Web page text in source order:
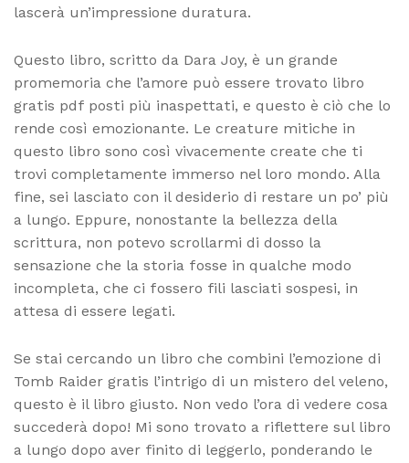
lascerà un’impressione duratura.
Questo libro, scritto da Dara Joy, è un grande
promemoria che l’amore può essere trovato libro
gratis pdf posti più inaspettati, e questo è ciò che lo
rende così emozionante. Le creature mitiche in
questo libro sono così vivacemente create che ti
trovi completamente immerso nel loro mondo. Alla
fine, sei lasciato con il desiderio di restare un po’ più
a lungo. Eppure, nonostante la bellezza della
scrittura, non potevo scrollarmi di dosso la
sensazione che la storia fosse in qualche modo
incompleta, che ci fossero fili lasciati sospesi, in
attesa di essere legati.
Se stai cercando un libro che combini l’emozione di
Tomb Raider gratis l’intrigo di un mistero del veleno,
questo è il libro giusto. Non vedo l’ora di vedere cosa
succederà dopo! Mi sono trovato a riflettere sul libro
a lungo dopo aver finito di leggerlo, ponderando le